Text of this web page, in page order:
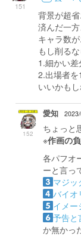
151
背景が超
済んだ一方
キャラ数
もし削る
1.細かい
2.出場者
いいかも
152
愛知
ちょっと
※作画の
各パフオ
ーと言っ
マジッ
バイオ
イメー
予告と
か無かっ